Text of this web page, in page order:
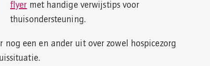
flyer met handige verwijstips voor
thuisondersteuning.
nog een en ander uit over zowel hospicezorg